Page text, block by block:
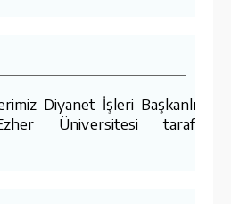
Diyanet İşleri
Üniversitesi